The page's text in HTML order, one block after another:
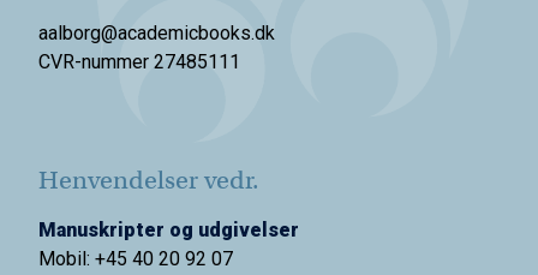
aalborg@academicbooks.dk
CVR-nummer 27485111
Henvendelser vedr.
Manuskripter og udgivelser
Mobil: +45 40 20 92 07